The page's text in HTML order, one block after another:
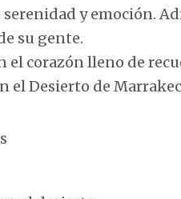
y emoción.
su gente.
el corazón lleno de
el Desierto de